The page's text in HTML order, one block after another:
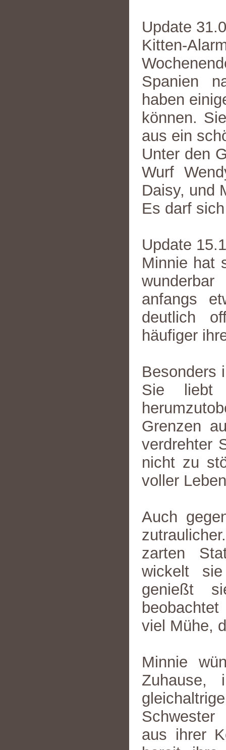
Update
Kitten-
Spanien
haben
können.
aus ein
Unter den
Wurf
Daisy, und
Es darf
Update
Minnie hat
anfangs
deutlich
häufiger
Besonders
Sie liebt
Grenzen
verdrehter
nicht zu
voller
Auch
zarten
wickelt
genießt
viel Mühe,
Minnie
aus ihrer